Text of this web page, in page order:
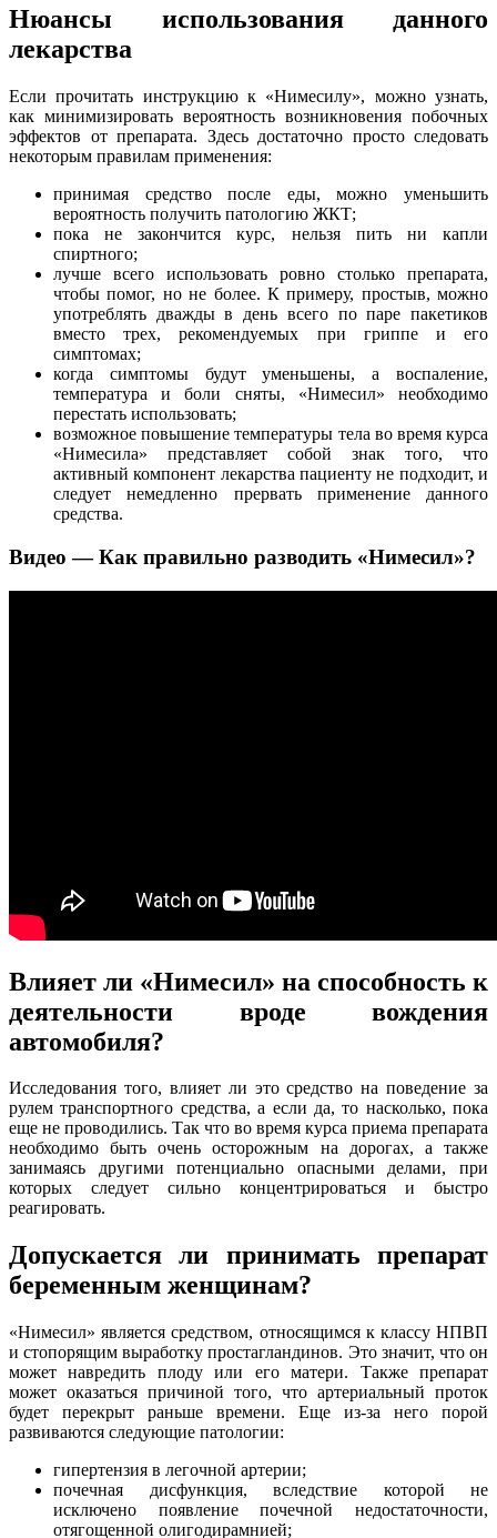
Нюансы использования данного
лекарства
Если прочитать инструкцию к «Нимесилу», можно узнать,
как минимизировать вероятность возникновения побочных
эффектов от препарата. Здесь достаточно просто следовать
некоторым правилам применения:
принимая средство после еды, можно уменьшить
вероятность получить патологию ЖКТ;
пока не закончится курс, нельзя пить ни капли
спиртного;
лучше всего использовать ровно столько препарата,
чтобы помог, но не более. К примеру, простыв, можно
употреблять дважды в день всего по паре пакетиков
вместо трех, рекомендуемых при гриппе и его
симптомах;
когда симптомы будут уменьшены, а воспаление,
температура и боли сняты, «Нимесил» необходимо
перестать использовать;
возможное повышение температуры тела во время курса
«Нимесила» представляет собой знак того, что
активный компонент лекарства пациенту не подходит, и
следует немедленно прервать применение данного
средства.
Видео — Как правильно разводить «Нимесил»?
Влияет ли «Нимесил» на способность к
деятельности вроде вождения
автомобиля?
Исследования того, влияет ли это средство на поведение за
рулем транспортного средства, а если да, то насколько, пока
еще не проводились. Так что во время курса приема препарата
необходимо быть очень осторожным на дорогах, а также
занимаясь другими потенциально опасными делами, при
которых следует сильно концентрироваться и быстро
реагировать.
Допускается ли принимать препарат
беременным женщинам?
«Нимесил» является средством, относящимся к классу НПВП
и стопорящим выработку простагландинов. Это значит, что он
может навредить плоду или его матери. Также препарат
может оказаться причиной того, что артериальный проток
будет перекрыт раньше времени. Еще из-за него порой
развиваются следующие патологии:
гипертензия в легочной артерии;
почечная дисфункция, вследствие которой не
исключено появление почечной недостаточности,
отягощенной олигодирамнией;